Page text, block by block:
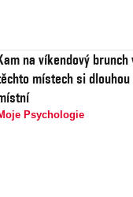
na víkendový brunch
místech si
Psychologie